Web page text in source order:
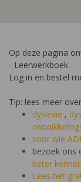
Op deze pagina
- Leerwerkboek.
Log in en bestel
Tip: lees meer
dyslexie ,
voor wie
bezoek ons
beter
Lees het